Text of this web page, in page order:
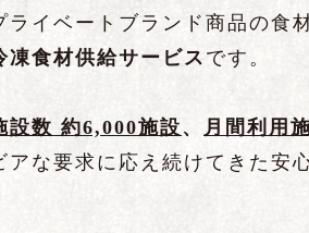
ライベートブランド商品の食
凍食材供給サービス です。
設数 約6,000施設 、 月間利用
アな要求に応え続けてきた安